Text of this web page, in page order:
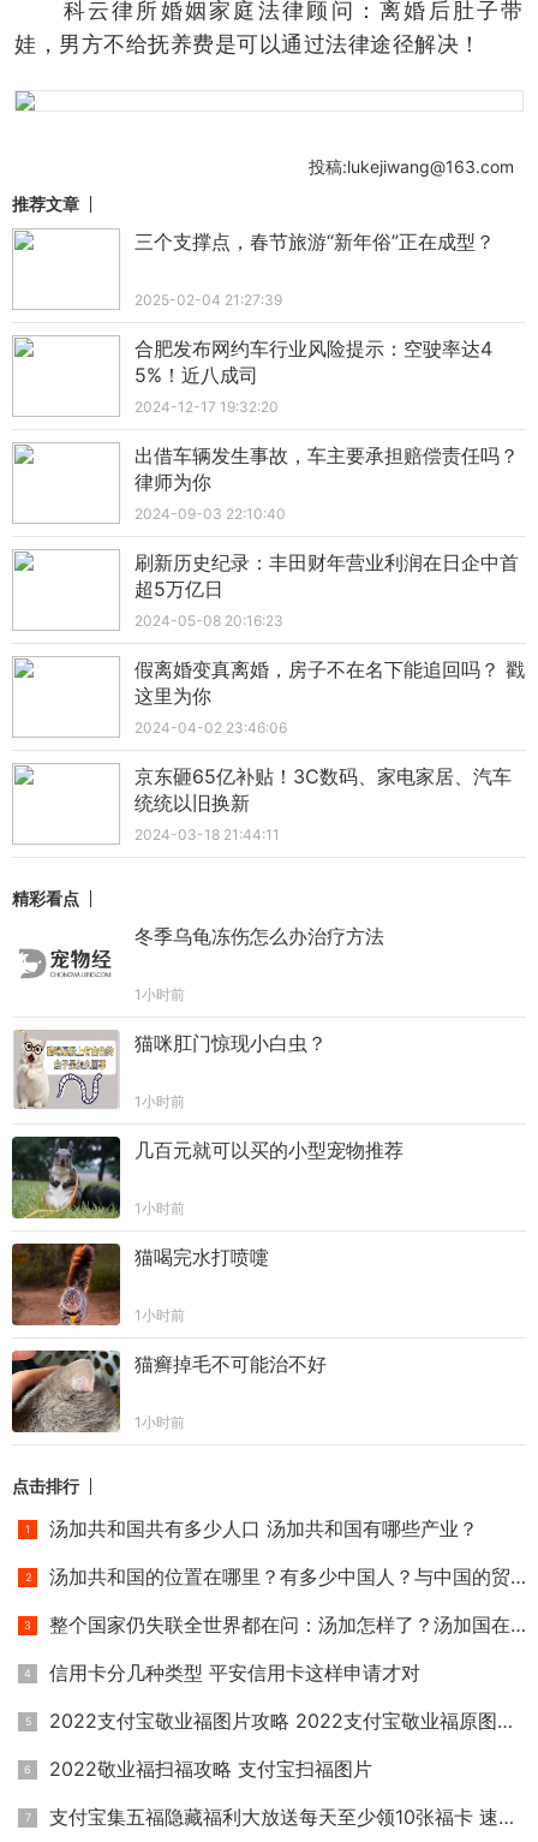
科云律所婚姻家庭法律顾问：离婚后肚子带
娃，男方不给抚养费是可以通过法律途径解决！
投稿:lukejiwang@163.com
推荐文章
三个支撑点，春节旅游“新年俗”正在成型？
2025-02-04 21:27:39
合肥发布网约车行业风险提示：空驶率达4
5%！近八成司
2024-12-17 19:32:20
出借车辆发生事故，车主要承担赔偿责任吗？
律师为你
2024-09-03 22:10:40
刷新历史纪录：丰田财年营业利润在日企中首
超5万亿日
2024-05-08 20:16:23
假离婚变真离婚，房子不在名下能追回吗？ 戳
这里为你
2024-04-02 23:46:06
京东砸65亿补贴！3C数码、家电家居、汽车
统统以旧换新
2024-03-18 21:44:11
精彩看点
冬季乌龟冻伤怎么办治疗方法
1小时前
猫咪肛门惊现小白虫？
1小时前
几百元就可以买的小型宠物推荐
1小时前
猫喝完水打喷嚏
1小时前
猫癣掉毛不可能治不好
1小时前
点击排行
汤加共和国共有多少人口 汤加共和国有哪些产业？
汤加共和国的位置在哪里？有多少中国人？与中国的贸易往来怎
整个国家仍失联全世界都在问：汤加怎样了？汤加国在哪里？
信用卡分几种类型 平安信用卡这样申请才对
2022支付宝敬业福图片攻略 2022支付宝敬业福原图大全
2022敬业福扫福攻略 支付宝扫福图片
支付宝集五福隐藏福利大放送每天至少领10张福卡 速领敬业福和